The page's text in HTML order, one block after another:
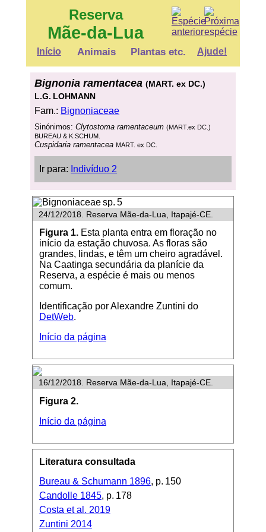
Reserva
Mãe-da-Lua
Início Animais Plantas etc. Ajude!
Bignonia ramentacea(MART. ex DC.)
L.G. LOHMANN
Fam.: Bignoniaceae
Sinónimos:Clytostoma ramentaceum (MART.ex DC.)
BUREAU & K.SCHUM.
Cuspidaria ramentacea MART. ex DC.
Ir para: Indivíduo 2
24/12/2018. Reserva Mãe-da-Lua, Itapajé-CE.
Figura 1.Esta planta entra em floração no
início da estação chuvosa. As floras são
grandes, lindas, e têm um cheiro agradável.
Na Caatinga secundária da planície da
Reserva, a espécie é mais ou menos
comum.
Identificação por Alexandre Zuntini do
DetWeb.
Início da página
16/12/2018. Reserva Mãe-da-Lua, Itapajé-CE.
Figura 2.
Início da página
Literatura consultada
Bureau & Schumann 1896, p. 150
Candolle 1845, p. 178
Costa et al. 2019
Zuntini 2014